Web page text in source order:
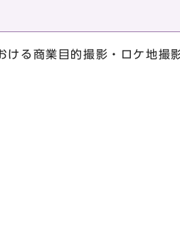
ける商業目的撮影・ロケ地撮